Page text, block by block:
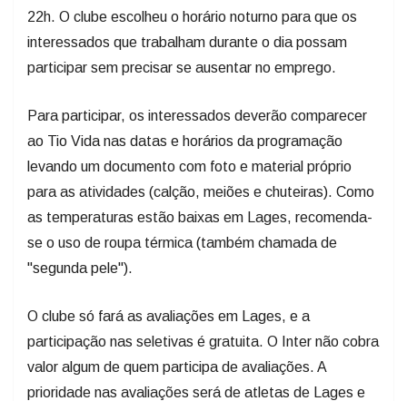
22h. O clube escolheu o horário noturno para que os
interessados que trabalham durante o dia possam
participar sem precisar se ausentar no emprego.
Para participar, os interessados deverão comparecer
ao Tio Vida nas datas e horários da programação
levando um documento com foto e material próprio
para as atividades (calção, meiões e chuteiras). Como
as temperaturas estão baixas em Lages, recomenda-
se o uso de roupa térmica (também chamada de
"segunda pele").
O clube só fará as avaliações em Lages, e a
participação nas seletivas é gratuita. O Inter não cobra
valor algum de quem participa de avaliações. A
prioridade nas avaliações será de atletas de Lages e